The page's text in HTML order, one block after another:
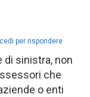
per rispondere
di sinistra, non
che
o enti